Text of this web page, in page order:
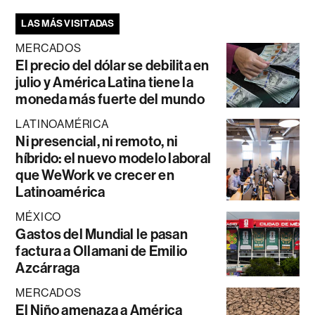
LAS MÁS VISITADAS
MERCADOS
El precio del dólar se debilita en
julio y América Latina tiene la
moneda más fuerte del mundo
LATINOAMÉRICA
Ni presencial, ni remoto, ni
híbrido: el nuevo modelo laboral
que WeWork ve crecer en
Latinoamérica
MÉXICO
Gastos del Mundial le pasan
factura a Ollamani de Emilio
Azcárraga
MERCADOS
El Niño amenaza a América